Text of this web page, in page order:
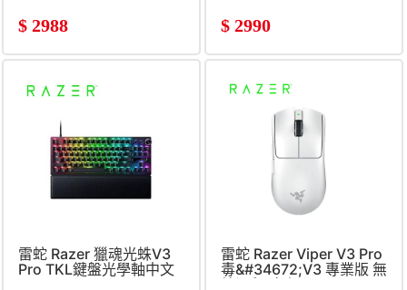
$ 2988 $ 2990
雷蛇 Razer 獵魂光蛛V3
Pro TKL鍵盤光學軸中文
雷蛇 Razer Viper V3 Pro
毒&#34672;V3 專業版 無